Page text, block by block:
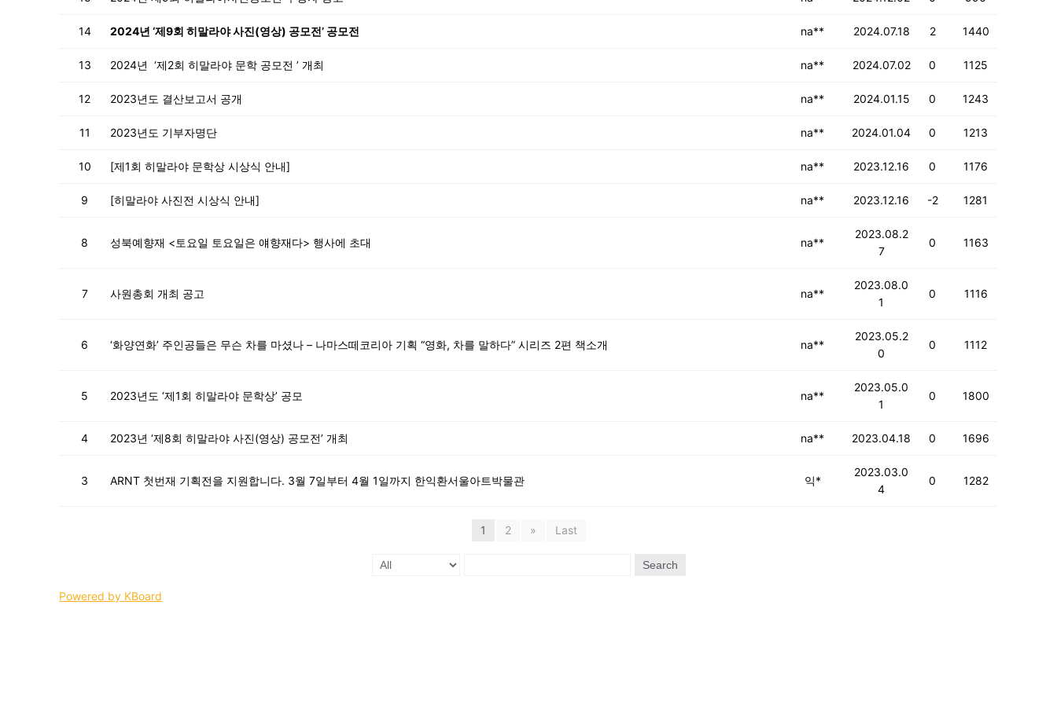
14 2024년 ‘제9회 히말라야 사진(영상) 공모전’ 공모전 na** 2024.07.18 2 1440
13 2024년 ‘제2회 히말라야 문학 공모전 ’ 개최 na** 2024.07.02 0 1125
12 2023년도 결산보고서 공개 na** 2024.01.15 0 1243
11 2023년도 기부자명단 na** 2024.01.04 0 1213
10 [제1회 히말라야 문학상 시상식 안내] na** 2023.12.16 0 1176
9 [히말라야 사진전 시상식 안내] na** 2023.12.16 -2 1281
8 성북예향재 <토요일 토요일은 얘향재다> 행사에 초대 na**
2023.08.2
7
0 1163
7 사원총회 개최 공고 na**
2023.08.0
1
0 1116
6 ‘화양연화’ 주인공들은 무슨 차를 마셨나 – 나마스떼코리아 기획 “영화, 차를 말하다” 시리즈 2편 책소개 na**
2023.05.2
0
0 1112
5 2023년도 ‘제1회 히말라야 문학상’ 공모 na**
2023.05.0
1
0 1800
4 2023년 ‘제8회 히말라야 사진(영상) 공모전’ 개최 na** 2023.04.18 0 1696
3 ARNT 첫번재 기획전을 지원합니다. 3월 7일부터 4월 1일까지 한익환서울아트박물관 익*
2023.03.0
4
0 1282
1 2 » Last
Search
Powered by KBoard